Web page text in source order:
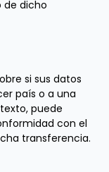
de dicho
si sus datos
país o a una
puede
con el
transferencia.